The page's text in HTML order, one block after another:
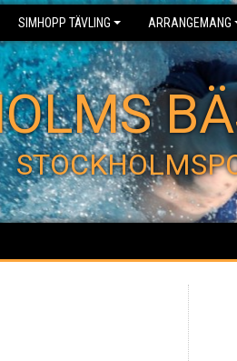
SIMHOPP TÄVLING ARRANGEMANG